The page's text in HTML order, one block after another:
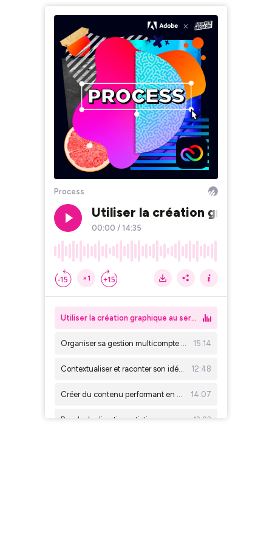
Process
Utiliser la création
00:00 / 14:35
×1
Utiliser la création graphique au service des social ads - Loris Guillaume
Organiser sa gestion multicompte et multiformat - Aurélie Menguy 15:14
Contextualiser et raconter son idée par le design - Fabien Barral 12:48
Créer du contenu performant en quantité - Trésor Bofete 14:07
13:23